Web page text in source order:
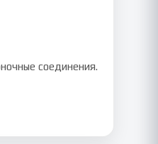
соединения.